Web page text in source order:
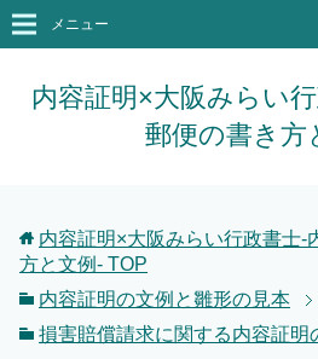
内容証明×大阪みらい
郵便の書き方
メニュー
内容証明×大阪みらい行政書士-
方と文例- TOP
内容証明の文例と雛形の見本
損害賠償請求に関する内容証明